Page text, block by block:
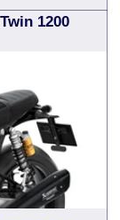
1200